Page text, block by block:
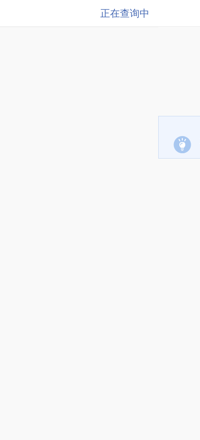
正在查询中